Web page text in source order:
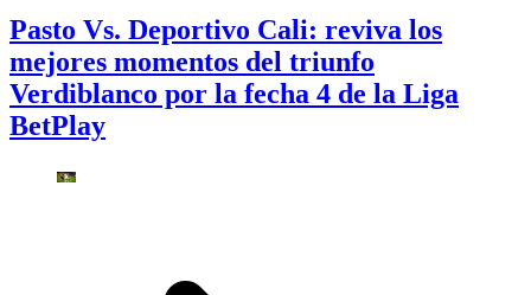
Pasto Vs. Deportivo Cali: reviva los
mejores momentos del triunfo
Verdiblanco por la fecha 4 de la Liga
BetPlay